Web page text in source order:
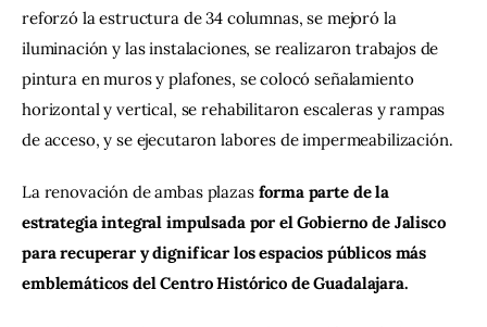
reforzó la estructura de 34 columnas, se mejoró la
iluminación y las instalaciones, se realizaron trabajos de
pintura en muros y plafones, se colocó señalamiento
horizontal y vertical, se rehabilitaron escaleras y rampas
de acceso, y se ejecutaron labores de impermeabilización.
La renovación de ambas plazas forma parte de la
estrategia integral impulsada por el Gobierno de Jalisco
para recuperar y dignificar los espacios públicos más
emblemáticos del Centro Histórico de Guadalajara.